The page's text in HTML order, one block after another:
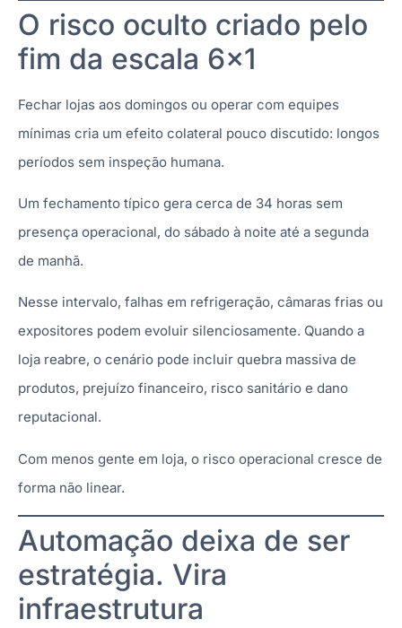
O risco oculto criado pelo
fim da escala 6×1
Fechar lojas aos domingos ou operar com equipes
mínimas cria um efeito colateral pouco discutido: longos
períodos sem inspeção humana.
Um fechamento típico gera cerca de 34 horas sem
presença operacional, do sábado à noite até a segunda
de manhã.
Nesse intervalo, falhas em refrigeração, câmaras frias ou
expositores podem evoluir silenciosamente. Quando a
loja reabre, o cenário pode incluir quebra massiva de
produtos, prejuízo financeiro, risco sanitário e dano
reputacional.
Com menos gente em loja, o risco operacional cresce de
forma não linear.
Automação deixa de ser
estratégia. Vira
infraestrutura